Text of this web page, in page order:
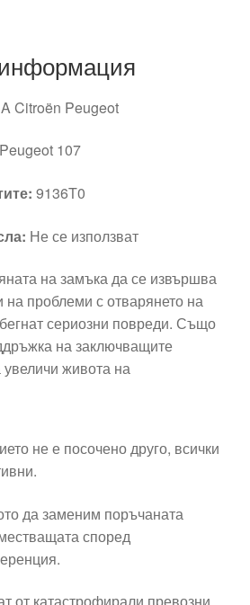
Citroën Peugeot
107
9136T0
Не се използват
на замъка да се извършва
проблеми с отварянето на
сериозни повреди. Също
на заключващите
живота на
не е посочено друго, всички
да заменим поръчаната
според